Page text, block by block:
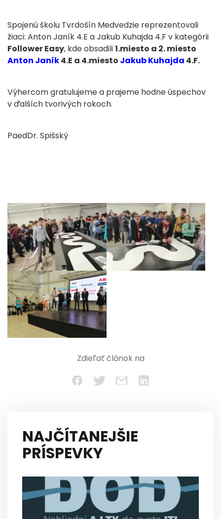
Spojenú školu Tvrdošín Medvedzie reprezentovali
žiaci: Anton Janík 4.E a Jakub Kuhajda 4.F v kategórii
Follower Easy, kde obsadili1.miesto a 2. miesto
Anton Janík4.E a 4.miesto Jakub Kuhajda 4.F.
Výhercom gratulujeme a prajeme hodne úspechov
v ďalších tvorivých rokoch.
PaedDr. Spišský
Zdieľať článok na
NAJČÍTANEJŠIE
PRÍSPEVKY